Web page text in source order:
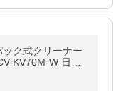
ク式クリーナー
新品 メーカー保